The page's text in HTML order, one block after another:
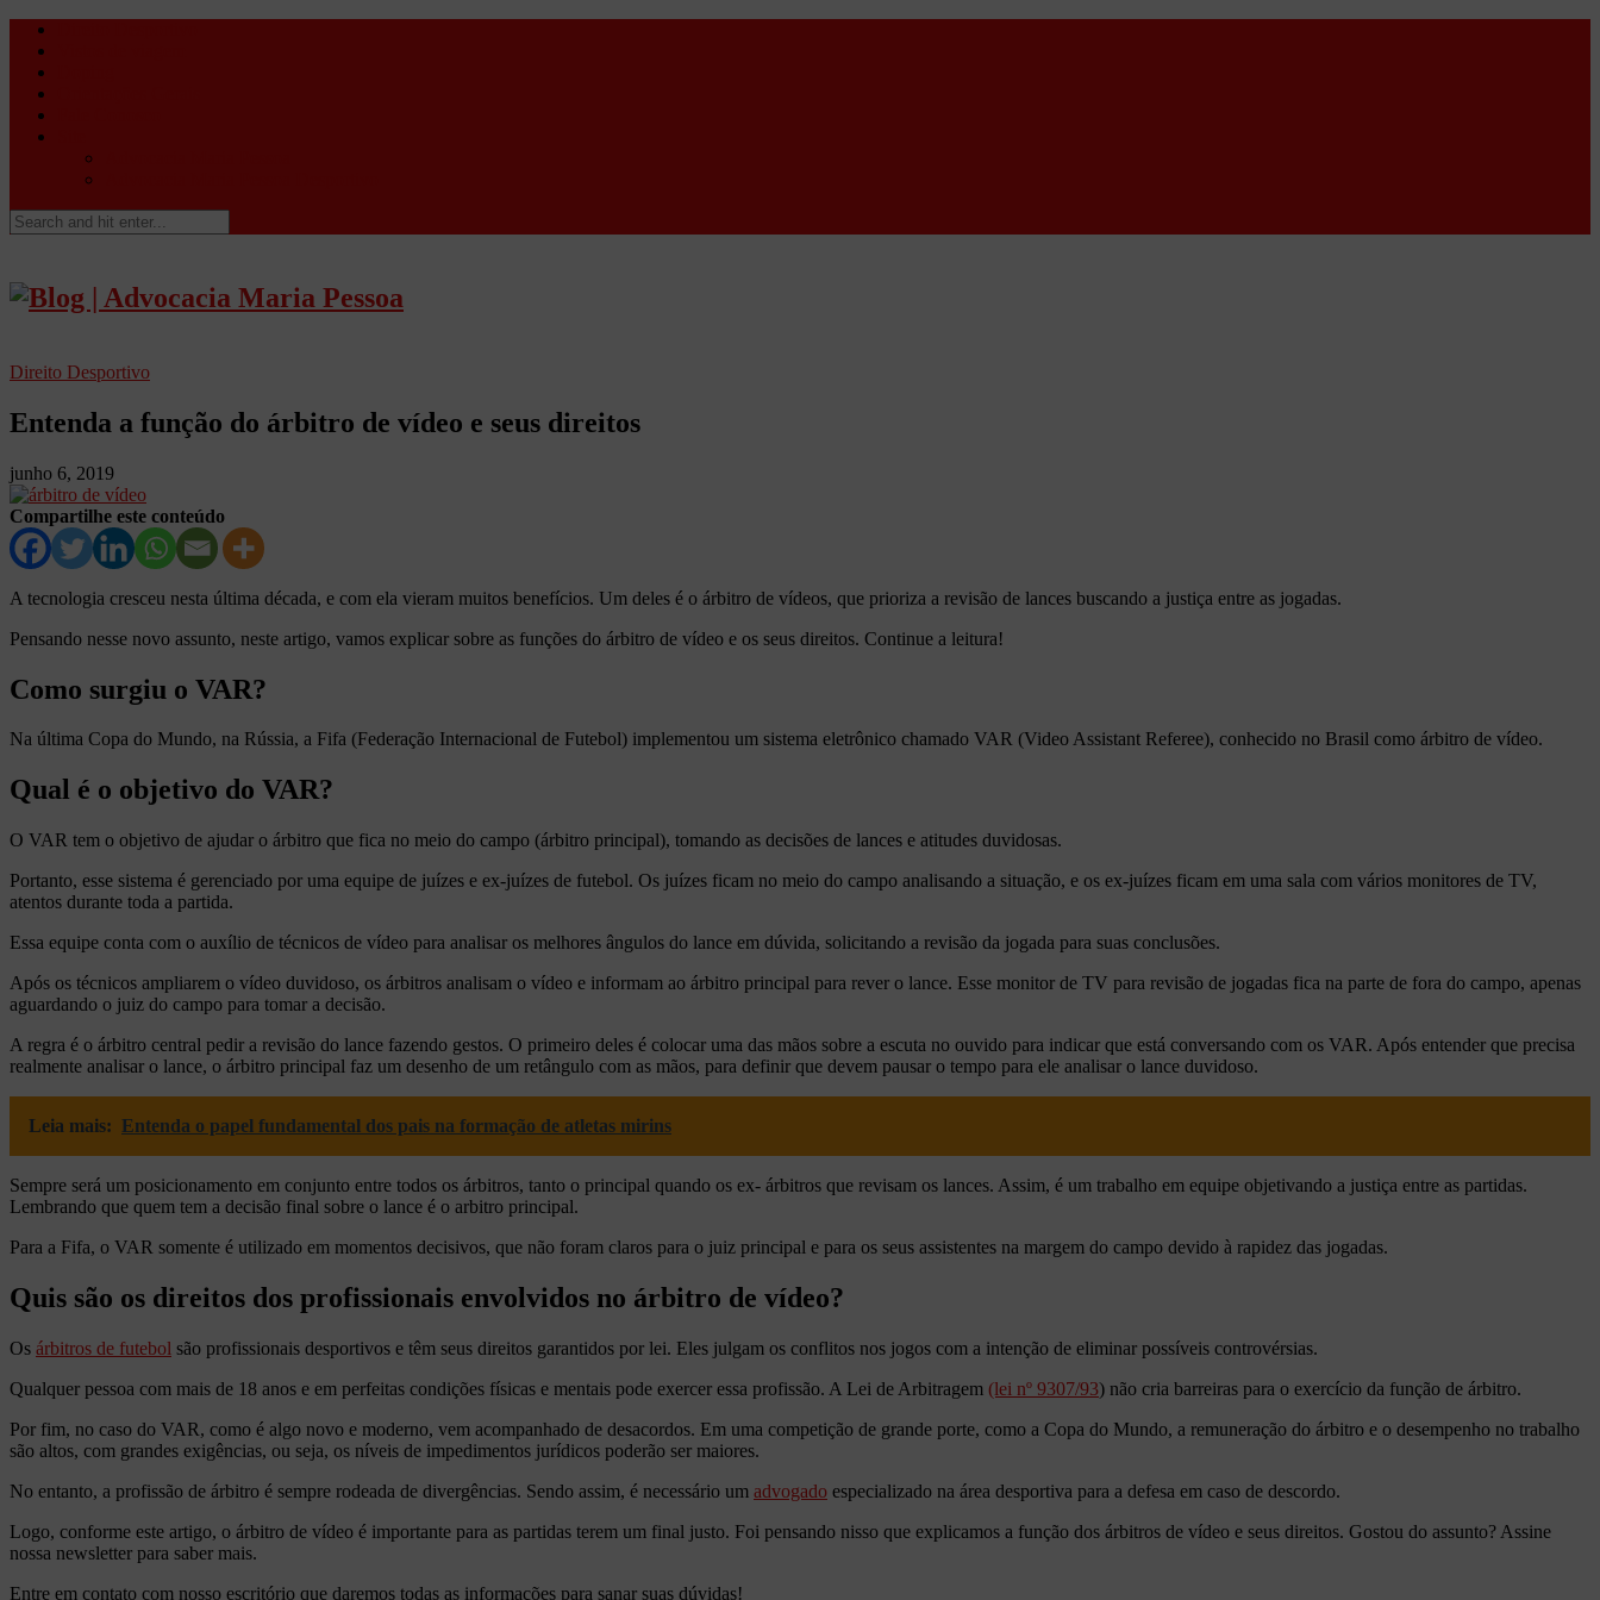
Direito Desportivo
Entenda a função do árbitro de vídeo e seus direitos
junho 6, 2019
Compartilhe este conteúdo
A tecnologia cresceu nesta última década, e com ela vieram muitos benefícios. Um deles é o árbitro de vídeos, que prioriza a revisão de lances buscando a justiça entre as jogadas.
Pensando nesse novo assunto, neste artigo, vamos explicar sobre as funções do árbitro de vídeo e os seus direitos. Continue a leitura!
Como surgiu o VAR?
Na última Copa do Mundo, na Rússia, a Fifa (Federação Internacional de Futebol) implementou um sistema eletrônico chamado VAR (Video Assistant Referee), conhecido no Brasil como árbitro de vídeo.
Qual é o objetivo do VAR?
O VAR tem o objetivo de ajudar o árbitro que fica no meio do campo (árbitro principal), tomando as decisões de lances e atitudes duvidosas.
Portanto, esse sistema é gerenciado por uma equipe de juízes e ex-juízes de futebol. Os juízes ficam no meio do campo analisando a situação, e os ex-juízes ficam em uma sala com vários monitores de TV,
atentos durante toda a partida.
Essa equipe conta com o auxílio de técnicos de vídeo para analisar os melhores ângulos do lance em dúvida, solicitando a revisão da jogada para suas conclusões.
Após os técnicos ampliarem o vídeo duvidoso, os árbitros analisam o vídeo e informam ao árbitro principal para rever o lance. Esse monitor de TV para revisão de jogadas fica na parte de fora do campo, apenas
aguardando o juiz do campo para tomar a decisão.
A regra é o árbitro central pedir a revisão do lance fazendo gestos. O primeiro deles é colocar uma das mãos sobre a escuta no ouvido para indicar que está conversando com os VAR. Após entender que precisa
realmente analisar o lance, o árbitro principal faz um desenho de um retângulo com as mãos, para definir que devem pausar o tempo para ele analisar o lance duvidoso.
Leia mais: Entenda o papel fundamental dos pais na formação de atletas mirins
Sempre será um posicionamento em conjunto entre todos os árbitros, tanto o principal quando os ex- árbitros que revisam os lances. Assim, é um trabalho em equipe objetivando a justiça entre as partidas.
Lembrando que quem tem a decisão final sobre o lance é o arbitro principal.
Para a Fifa, o VAR somente é utilizado em momentos decisivos, que não foram claros para o juiz principal e para os seus assistentes na margem do campo devido à rapidez das jogadas.
Quis são os direitos dos profissionais envolvidos no árbitro de vídeo?
Os árbitros de futebol são profissionais desportivos e têm seus direitos garantidos por lei. Eles julgam os conflitos nos jogos com a intenção de eliminar possíveis controvérsias.
Qualquer pessoa com mais de 18 anos e em perfeitas condições físicas e mentais pode exercer essa profissão. A Lei de Arbitragem (lei nº 9307/93) não cria barreiras para o exercício da função de árbitro.
Por fim, no caso do VAR, como é algo novo e moderno, vem acompanhado de desacordos. Em uma competição de grande porte, como a Copa do Mundo, a remuneração do árbitro e o desempenho no trabalho
são altos, com grandes exigências, ou seja, os níveis de impedimentos jurídicos poderão ser maiores.
No entanto, a profissão de árbitro é sempre rodeada de divergências. Sendo assim, é necessário um advogado especializado na área desportiva para a defesa em caso de descordo.
Logo, conforme este artigo, o árbitro de vídeo é importante para as partidas terem um final justo. Foi pensando nisso que explicamos a função dos árbitros de vídeo e seus direitos. Gostou do assunto? Assine
nossa newsletter para saber mais.
Entre em contato com nosso escritório que daremos todas as informações para sanar suas dúvidas!